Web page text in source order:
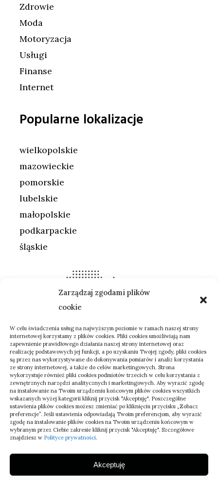
Zarządzaj zgodami plików
cookie
W celu świadczenia usług na najwyższym poziomie w ramach naszej strony
internetowej korzystamy z plików cookies. Pliki cookies umożliwiają nam
zapewnienie prawidłowego działania naszej strony internetowej oraz
realizację podstawowych jej funkcji, a po uzyskaniu Twojej zgody, pliki cookies
są przez nas wykorzystywane do dokonywania pomiarów i analiz korzystania
ze strony internetowej, a także do celów marketingowych. Strona
wykorzystuje również pliki cookies podmiotów trzecich w celu korzystania z
zewnętrznych narzędzi analitycznych i marketingowych. Aby wyrazić zgodę
na instalowanie na Twoim urządzeniu końcowym plików cookies wszystkich
wskazanych wyżej kategorii kliknij przycisk "Akceptuję". Poszczególne
ustawienia plików cookies możesz zmieniać po kliknięciu przycisku „Zobacz
preferencje”. Jeśli ustawienia odpowiadają Twoim preferencjom, aby wyrazić
zgodę na instalowanie plików cookies na Twoim urządzeniu końcowym w
wybranym przez Ciebie zakresie kliknij przycisk "Akceptuję". Szczegółowe
znajdziesz w Polityce prywatności.
Akceptuję
Zdrowie
Moda
Motoryzacja
Usługi
Finanse
Internet
Popularne lokalizacje
wielkopolskie
mazowieckie
pomorskie
lubelskie
małopolskie
podkarpackie
śląskie
© Wszelkie prawa zastrzeżone.